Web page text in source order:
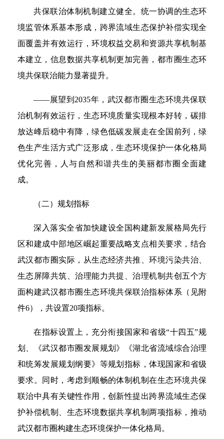
共保联治体制机制建立健全。统一协调的生态环
境监管体系基本形成，跨界流域生态保护补偿实现全
面覆盖并有效运行，环境权益交易和资源共享机制基
本建立，信息数据共享机制更加完善，都市圈生态环
境共保联治能力显著提升。
——展望到2035年，武汉都市圈生态环境共保联
治机制有效运行，生态环境质量实现根本好转，碳排
放达峰后稳中有降，绿色低碳发展走在全国前列，绿
色生产生活方式广泛形成，生态环境保护一体化格局
优化完善，人与自然和谐共生的美丽都市圈全面建
成。
（二）规划指标
深入落实全省加快建设全国构建新发展格局先行
区和建成中部地区崛起重要战略支点相关要求，结合
武汉都市圈实际，从生态经济共推、环境污染共治、
生态屏障共筑、治理能力共提、治理机制共创五个方
面构建武汉都市圈生态环境共保联治指标体系（见附
件6），共设置20项指标。
在指标设置上，充分衔接国家和省级“十四五”规
划、《武汉都市圈发展规划》《湖北省流域综合治理
和统筹发展规划纲要》等规划指标，体现国家和省级
要求。同时，考虑到顺畅的体制机制在生态环境共保
联治中具有关键性作用，创新性提出跨界流域生态保
护补偿机制、生态环境数据共享机制两项指标，推动
武汉都市圈构建生态环境保护一体化格局。